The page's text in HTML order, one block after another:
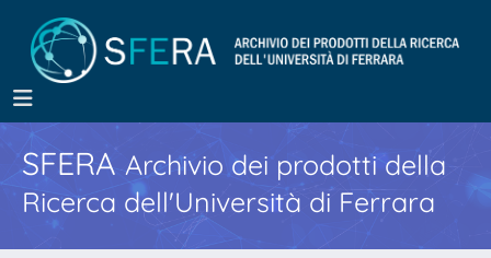
SFERA Archivio dei prodotti della
Ricerca dell'Università di Ferrara